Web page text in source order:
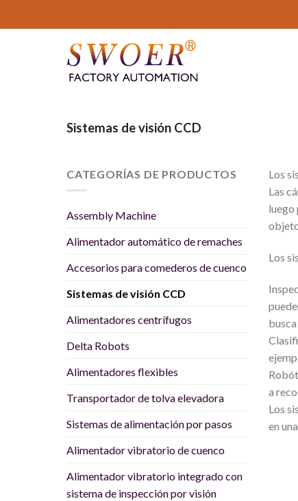
Sistemas de visión CCD
CATEGORÍAS DE PRODUCTOS
Assembly Machine
Alimentador automático de remaches
Accesorios para comederos de cuenco
Sistemas de visión CCD
Alimentadores centrífugos
Delta Robots
Alimentadores flexibles
Transportador de tolva elevadora
Sistemas de alimentación por pasos
Alimentador vibratorio de cuenco
Alimentador vibratorio integrado con
sistema de inspección por visión
Los
Las
luego
Los
a
Los
en